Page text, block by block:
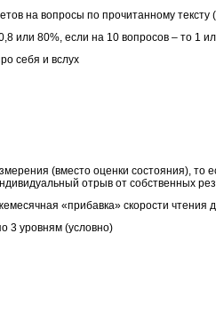
на вопросы по прочитанному тексту
или 80%, если на 10 вопросов – то 1
себя и вслух
(вместо оценки состояния), то
отрыв от собственных
«прибавка» скорости чтения
3 уровням (условно)